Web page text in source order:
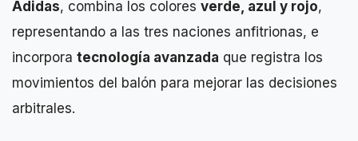
Adidas, combina los colores verde, azul y rojo,
representando a las tres naciones anfitrionas, e
incorpora tecnología avanzada que registra los
movimientos del balón para mejorar las decisiones
arbitrales.